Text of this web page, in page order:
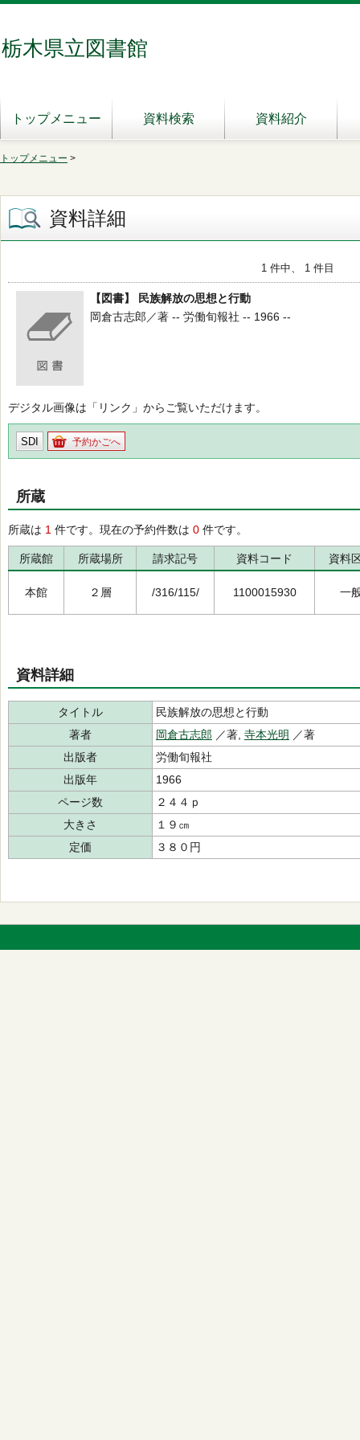
栃木県立図書館
トップメニュー 資料検索 資料紹介
トップメニュー >
資料詳細
1 件中、 1 件目
【図書】 民族解放の思想と行動
岡倉古志郎／著 -- 労働旬報社 -- 1966 --
デジタル画像は「リンク」からご覧いただけます。
SDI 予約かごへ
所蔵
所蔵は 1 件です。現在の予約件数は 0 件です。
所蔵館 所蔵場所 請求記号 資料コード 資料
本館 ２層 /316/115/ 1100015930 一
資料詳細
タイトル
民族解放の思想と行動
著者
岡倉古志郎 ／著, 寺本光明 ／著
出版者
労働旬報社
出版年
1966
ページ数
２４４ｐ
大きさ
１９㎝
定価
３８０円